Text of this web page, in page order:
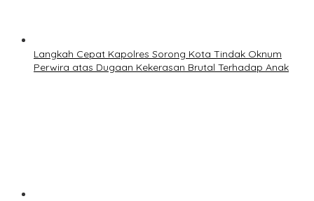
Langkah Cepat Kapolres Sorong Kota Tindak Oknum
Perwira atas Dugaan Kekerasan Brutal Terhadap Anak